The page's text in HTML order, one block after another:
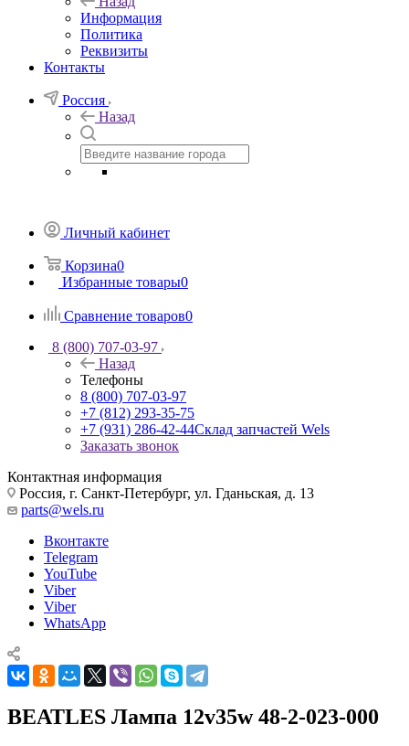
Информация
Политика
Реквизиты
Контакты
Россия
Назад
Личный кабинет
Корзина0
Избранные товары0
Сравнение товаров0
8 (800) 707-03-97
Назад
Телефоны
8 (800) 707-03-97
+7 (812) 293-35-75
+7 (931) 286-42-44Склад запчастей Wels
Заказать звонок
Контактная информация
Россия, г. Санкт-Петербург, ул. Гданьская, д. 13
parts@wels.ru
Вконтакте
Telegram
YouTube
Viber
Viber
WhatsApp
BEATLES Лампа 12v35w 48-2-023-000